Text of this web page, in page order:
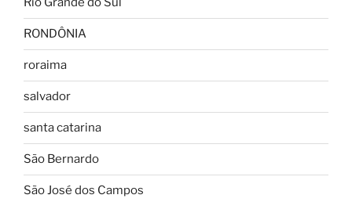
RONDÔNIA
roraima
salvador
santa catarina
São Bernardo
São José dos Campos